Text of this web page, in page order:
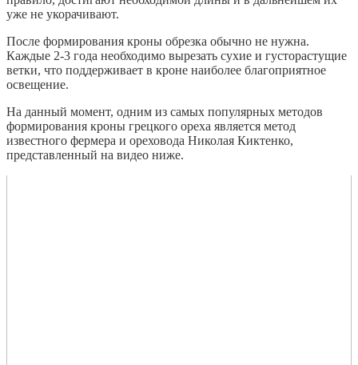
уже не укорачивают.
После формирования кроны обрезка обычно не нужна.
Каждые 2-3 года необходимо вырезать сухие и густорастущие
ветки, что поддерживает в кроне наиболее благоприятное
освещение.
На данный момент, одним из самых популярных методов
формирования кроны грецкого ореха является метод
известного фермера и ореховода Николая Киктенко,
представленный на видео ниже.